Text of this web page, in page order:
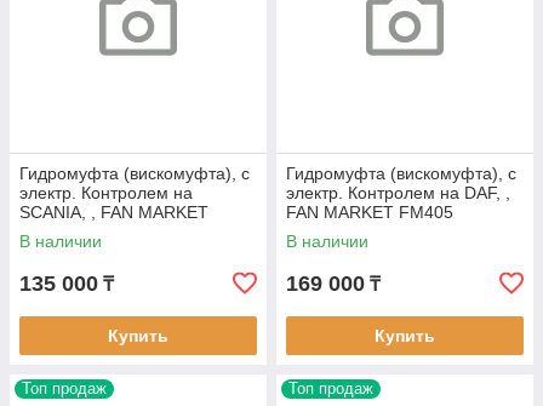
Гидромуфта (вискомуфта), с
электр. Контролем на
SCANIA, , FAN MARKET
FM382
В наличии
135 000 ₸
Купить
Гидромуфта (вискомуфта), с
электр. Контролем на DAF, ,
FAN MARKET FM405
В наличии
169 000 ₸
Купить
Топ продаж Топ продаж